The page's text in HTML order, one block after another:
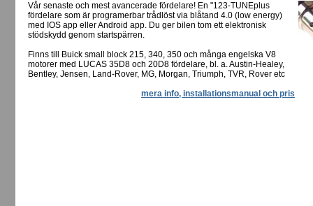
Vår senaste och mest avancerade fördelare! En "123-TUNEplus
fördelare som är programerbar trådlöst via blåtand 4.0 (low energy)
med IOS app eller Android app. Du ger bilen tom ett elektronisk
stödskydd genom startspärren.
Finns till Buick small block 215, 340, 350 och många engelska V8
motorer med LUCAS 35D8 och 20D8 fördelare, bl. a. Austin-Healey,
Bentley, Jensen, Land-Rover, MG, Morgan, Triumph, TVR, Rover etc
mera info, installationsmanual och pris